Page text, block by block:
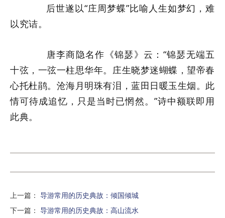
后世遂以“庄周梦蝶”比喻人生如梦幻，难
以究诘。
唐李商隐名作《锦瑟》云：“锦瑟无端五
十弦，一弦一柱思华年。庄生晓梦迷蝴蝶，望帝春
心托杜鹃。沧海月明珠有泪，蓝田日暖玉生烟。此
情可待成追忆，只是当时已惘然。”诗中额联即用
此典。
上一篇 ： 导游常用的历史典故：倾国倾城
下一篇 ： 导游常用的历史典故：高山流水